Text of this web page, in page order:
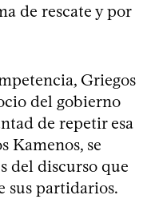
de rescate y por
Griegos
del gobierno
de repetir esa
Kamenos, se
del discurso que
sus partidarios.